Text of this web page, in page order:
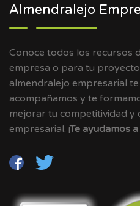
Almendralejo
Conoce todos los recursos
empresa o para tu
almendralejo empresarial
acompañamos y te
mejorar tu competitividad y
empresarial. ¡Te ayudamos